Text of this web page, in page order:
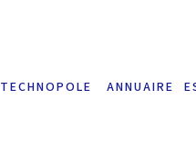
TECHNOPOLE ANNUAIRE